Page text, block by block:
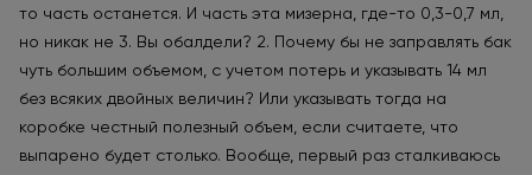
то часть останется. И часть эта мизерна, где-то 0,3-0,7 мл,
но никак не 3. Вы обалдели? 2. Почему бы не заправлять бак
чуть большим объемом, с учетом потерь и указывать 14 мл
без всяких двойных величин? Или указывать тогда на
коробке честный полезный объем, если считаете, что
выпарено будет столько. Вообще, первый раз сталкиваюсь